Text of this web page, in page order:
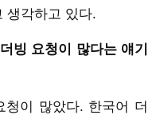
생각하고 있다.
빙 요청이 많다는 얘기
청이 많았다. 한국어 더